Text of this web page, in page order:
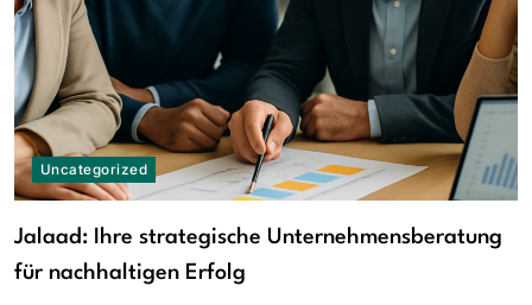
Uncategorized
Jalaad: Ihre strategische Unternehmensberatung
für nachhaltigen Erfolg